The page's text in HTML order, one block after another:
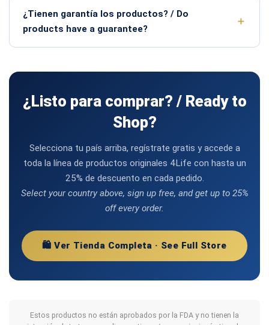
¿Tienen garantía los productos? / Do
products have a guarantee?
¿Listo para comprar? / Ready to
Shop?
Selecciona tu país arriba, regístrate gratis y accede a
toda la línea de productos originales 4Life con hasta un
25% de descuento en cada pedido.
Select your country above, sign up free, and get up to 25%
off every order.
🛍️ Ver Tienda Completa · See Full Store
Estos productos no están aprobados por la FDA y no tienen la